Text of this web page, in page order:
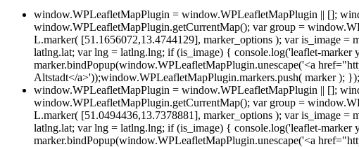
window.WPLeafletMapPlugin = window.WPLeafletMapPlugin || [];
window.WPLeafletMapPlugin.getCurrentMap(); var group =
L.marker( [51.1656072,13.4744129], marker_options ); var is_image
latlng.lat; var lng = latlng.lng; if (is_image) { console.log('leaflet-
marker.bindPopup(window.WPLeafletMapPlugin.unescape('<a
Altstadt</a>'));window.WPLeafletMapPlugin.markers.push( marker ); });
window.WPLeafletMapPlugin = window.WPLeafletMapPlugin || [];
window.WPLeafletMapPlugin.getCurrentMap(); var group =
L.marker( [51.0494436,13.7378881], marker_options ); var is_image
latlng.lat; var lng = latlng.lng; if (is_image) { console.log('leaflet-
marker.bindPopup(window.WPLeafletMapPlugin.unescape('<a